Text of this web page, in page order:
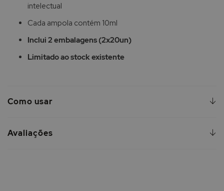
intelectual
Cada ampola contém 10ml
Inclui 2 embalagens (2x20un)
Limitado ao stock existente
Como usar
Avaliações